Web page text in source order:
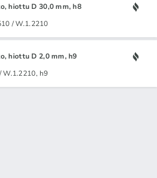
hiottu D 30,0 mm, h8
/ W.1.2210
hiottu D 2,0 mm, h9
W.1.2210, h9